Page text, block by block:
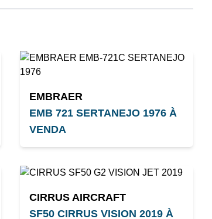
EMBRAER
EMB 721 SERTANEJO 1976 À
VENDA
CIRRUS AIRCRAFT
SF50 CIRRUS VISION 2019 À